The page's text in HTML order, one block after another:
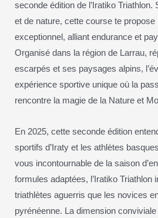
seconde édition de l’Iratiko Triathlon.
et de nature, cette course te propose
exceptionnel, alliant endurance et
Organisé dans la région de Larrau,
escarpés et ses paysages alpins,
expérience sportive unique où la
rencontre la magie de la Nature et
En 2025, cette seconde édition
sportifs d’Iraty et les athlètes
vous incontournable de la saison
formules adaptées, l’Iratiko Triathlon
triathlètes aguerris que les novices
pyrénéenne. La dimension